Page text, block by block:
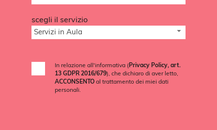
scegli il servizio
Servizi in Aula
In relazione all'informativa (Privacy Policy, art.
13 GDPR 2016/679), che dichiaro di aver letto,
ACCONSENTO al trattamento dei miei dati
personali.